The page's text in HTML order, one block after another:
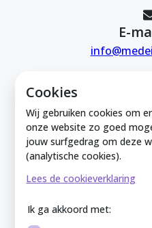
Cookies
Wij gebruiken cookies om
onze website zo goed
jouw surfgedrag om deze
(analytische cookies).
Lees de cookieverklaring
Ik ga akkoord met:
E-
Mede in Zutphen
Zutphense
Uitdaging: